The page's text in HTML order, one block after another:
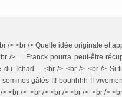
/> <br /> Quelle idée originale et
/> ... Franck pourra peut-être
du Tchad ....<br /> <br /> <br />
gâtés !!! bouhhhh !!
<br /> <br /> <br /> <br /> <br />